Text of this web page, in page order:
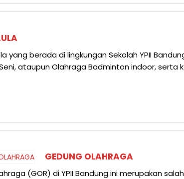
yang berada di lingkungan Sekolah YPII
ataupun Olahraga Badminton indoor,
GEDUNG OLAHRAGA
(GOR) di YPII Bandung ini merupakan